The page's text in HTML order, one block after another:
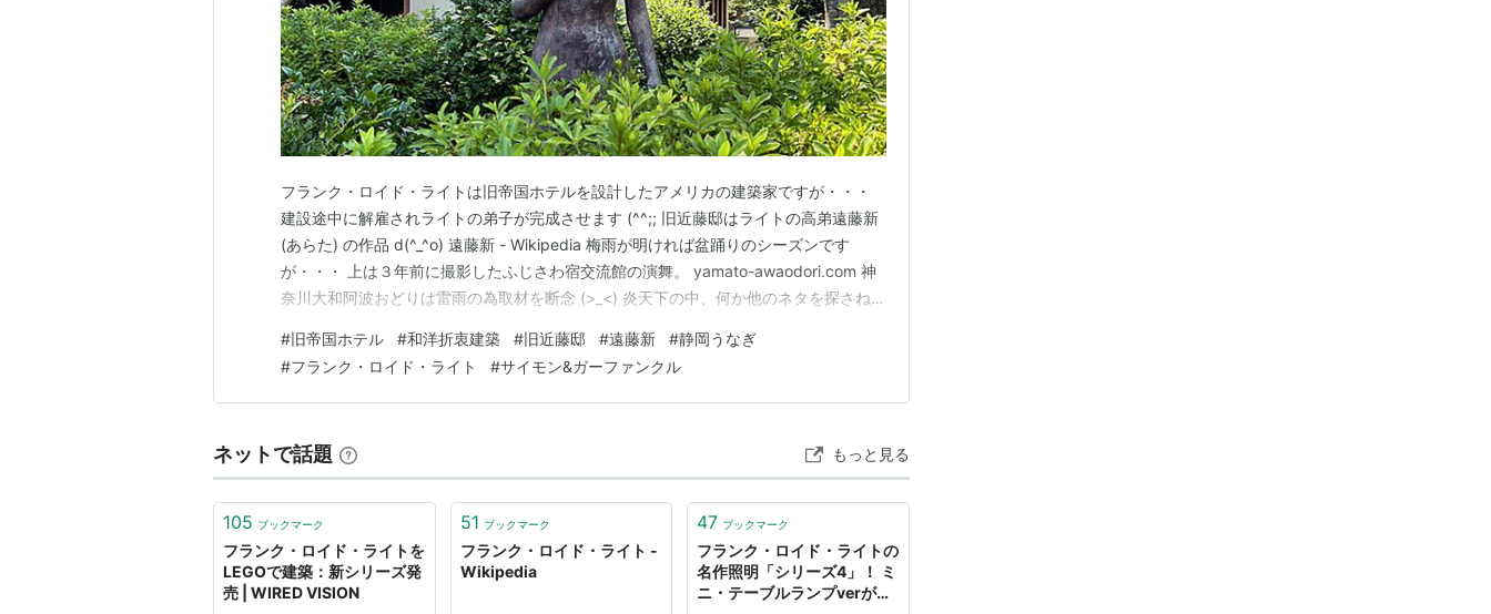
トン・スノーが1830年代にシカゴ近郊で普及させたバルーンフレーム構法を基本とし
たが、しばしばプレーリーハウスの代表作のように語られる1910年（竣工年）のロビー
邸ではしかし、実はコンクリートやスチールが用いられている。この時期以降、ライト
はコンクリートを多用していく。
テキスタイルブロックと呼ばれる独特の中空コンクリートブロックを多用した中期の住
てくる。初期の日本文化やこの中期のマヤ文明への傾倒は、リチャード・モリス・ハン
トやマッキム・ミード・アンド・ホワイトをはじめとした当時の米国建築の主流をなし
ていた東部の建築家がボザール=ヨーロッパの影響下にあったのに対し、アメリカ独自
の建築を模索するためだったとマンフレッド・タフーリは説明する（この点でまさにラ
ルスの1921年（竣工年）のホーリホックハウス（バーンズドール邸）ではまだテキスタ
テキスタイルブロック住宅の代表作の一つである続くエニス邸は、映画『ブレードラン
ナー』のロケ地として使われたことはよく知らている。
中期にはライトの大きなクライアント層であったシカゴ財界が南カリフォルニアやアリ
ゾナに避寒地を求めるに従い、ウィスコンシン州のタリアセン・イーストにくわえ、ア
リゾナ州スコッツデールにタリアセン・ウエストを設立、西部においても本格的な設計
活動をはじめる。
フランク・ロイド・ライトは旧帝国ホテルを設計したアメリカの建築家ですが・・・
建設途中に解雇されライトの弟子が完成させます (^^;; 旧近藤邸はライトの高弟遠藤新
(あらた) の作品 d(^_^o) 遠藤新 - Wikipedia 梅雨が明ければ盆踊りのシーズンです
が・・・ 上は３年前に撮影したふじさわ宿交流館の演舞。 yamato-awaodori.com 神
奈川大和阿波おどりは雷雨の為取材を断念 (>_<) 炎天下の中、何か他のネタを探さねば
でも食べてから行くか (￣∇￣) 土用の丑の…
#旧帝国ホテル #和洋折衷建築 #旧近藤邸 #遠藤新 #静岡うなぎ
#フランク・ロイド・ライト #サイモン&ガーファンクル
ネットで話題 もっと見る
105 ブックマーク
フランク・ロイド・ライトを
LEGOで建築：新シリーズ発
売 | WIRED VISION
51 ブックマーク
フランク・ロイド・ライト -
Wikipedia
47 ブックマーク
フランク・ロイド・ライトの
名作照明「シリーズ4」！ ミ
ニ・テーブルランプverが登